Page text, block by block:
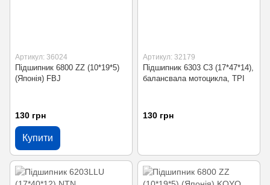
Артикул: 36024
Підшипник 6800 ZZ (10*19*5)
(Японія) FBJ
130 грн
Купити
Артикул: 32179
Підшипник 6303 С3 (17*47*14),
балансвала мотоцикла, TPI
130 грн